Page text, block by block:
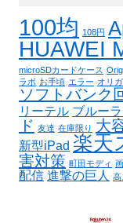
100均 108円
HUAWEI
microSDカードケース
ラボ お手頃 エラー オリガ
ソフトバンク
リーテル ブルー
ド 友達 在庫限り 大
新型iPad 楽天
害対策 町田モディ
配信 進撃の巨人 高